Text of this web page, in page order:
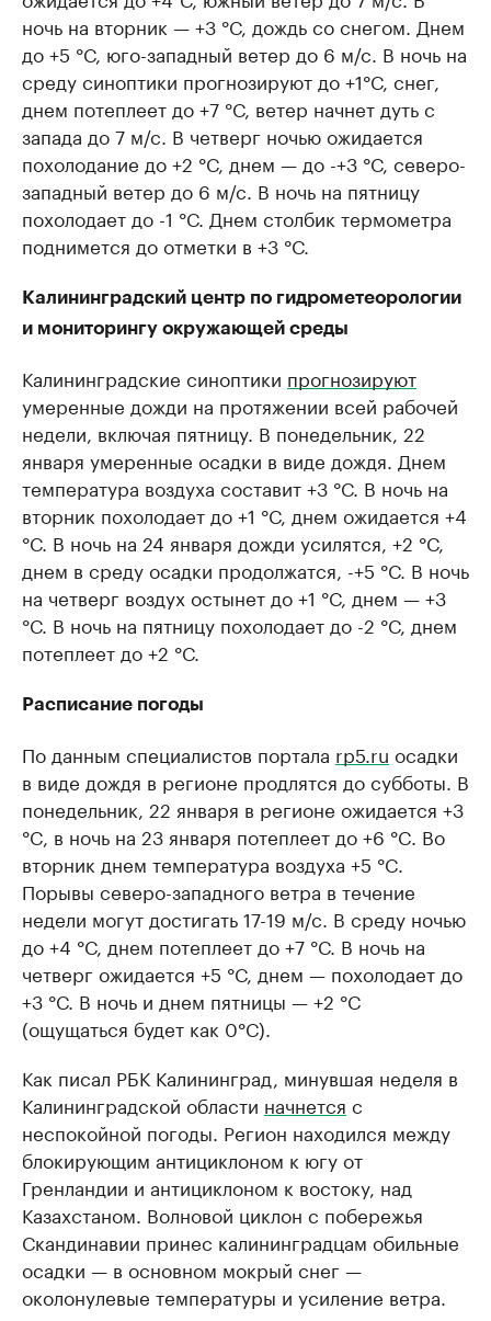
ночь на вторник — +3 °С, дождь со снегом. Днем
до +5 °С, юго-западный ветер до 6 м/с. В ночь на
среду синоптики прогнозируют до +1°С, снег,
днем потеплеет до +7 °С, ветер начнет дуть с
запада до 7 м/с. В четверг ночью ожидается
похолодание до +2 °С, днем — до -+3 °С, северо-
западный ветер до 6 м/с. В ночь на пятницу
похолодает до -1 °С. Днем столбик термометра
поднимется до отметки в +3 °С.
Калининградский центр по гидрометеорологии
и мониторингу окружающей среды
Калининградские синоптики прогнозируют
умеренные дожди на протяжении всей рабочей
недели, включая пятницу. В понедельник, 22
января умеренные осадки в виде дождя. Днем
температура воздуха составит +3 °С. В ночь на
вторник похолодает до +1 °С, днем ожидается +4
°С. В ночь на 24 января дожди усилятся, +2 °С,
днем в среду осадки продолжатся, -+5 °С. В ночь
на четверг воздух остынет до +1 °С, днем — +3
°С. В ночь на пятницу похолодает до -2 °С, днем
потеплеет до +2 °С.
Расписание погоды
По данным специалистов портала rp5.ru осадки
в виде дождя в регионе продлятся до субботы. В
понедельник, 22 января в регионе ожидается +3
°C, в ночь на 23 января потеплеет до +6 °C. Во
вторник днем температура воздуха +5 °C.
Порывы северо-западного ветра в течение
недели могут достигать 17-19 м/с. В среду ночью
до +4 °С, днем потеплеет до +7 °С. В ночь на
четверг ожидается +5 °С, днем — похолодает до
+3 °С. В ночь и днем пятницы — +2 °С
(ощущаться будет как 0°С).
Как писал РБК Калининград, минувшая неделя в
Калининградской области начнется с
неспокойной погоды. Регион находился между
блокирующим антициклоном к югу от
Гренландии и антициклоном к востоку, над
Казахстаном. Волновой циклон с побережья
Скандинавии принес калининградцам обильные
осадки — в основном мокрый снег —
околонулевые температуры и усиление ветра.